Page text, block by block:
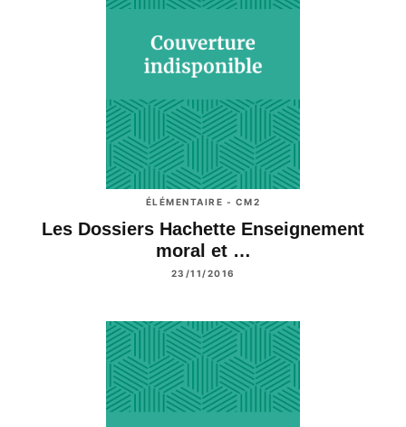
ÉLÉMENTAIRE - CM2
Les Dossiers Hachette Enseignement
moral et …
23/11/2016